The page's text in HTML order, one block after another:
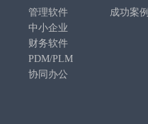
管理软件
中小企业
财务软件
PDM/PLM
协同办公
成功案例